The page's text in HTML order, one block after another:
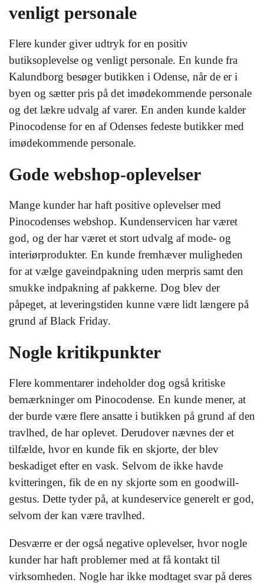
venligt personale
Flere kunder giver udtryk for en positiv
butiksoplevelse og venligt personale. En kunde fra
Kalundborg besøger butikken i Odense, når de er i
byen og sætter pris på det imødekommende personale
og det lækre udvalg af varer. En anden kunde kalder
Pinocodense for en af Odenses fedeste butikker med
imødekommende personale.
Gode webshop-oplevelser
Mange kunder har haft positive oplevelser med
Pinocodenses webshop. Kundenservicen har været
god, og der har været et stort udvalg af mode- og
interiørprodukter. En kunde fremhæver muligheden
for at vælge gaveindpakning uden merpris samt den
smukke indpakning af pakkerne. Dog blev der
påpeget, at leveringstiden kunne være lidt længere på
grund af Black Friday.
Nogle kritikpunkter
Flere kommentarer indeholder dog også kritiske
bemærkninger om Pinocodense. En kunde mener, at
der burde være flere ansatte i butikken på grund af den
travlhed, de har oplevet. Derudover nævnes der et
tilfælde, hvor en kunde fik en skjorte, der blev
beskadiget efter en vask. Selvom de ikke havde
kvitteringen, fik de en ny skjorte som en goodwill-
gestus. Dette tyder på, at kundeservice generelt er god,
selvom der kan være travlhed.
Desværre er der også negative oplevelser, hvor nogle
kunder har haft problemer med at få kontakt til
virksomheden. Nogle har ikke modtaget svar på deres